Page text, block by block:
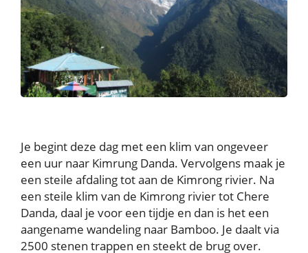
Je begint deze dag met een klim van ongeveer
een uur naar Kimrung Danda. Vervolgens maak je
een steile afdaling tot aan de Kimrong rivier. Na
een steile klim van de Kimrong rivier tot Chere
Danda, daal je voor een tijdje en dan is het een
aangename wandeling naar Bamboo. Je daalt via
2500 stenen trappen en steekt de brug over.